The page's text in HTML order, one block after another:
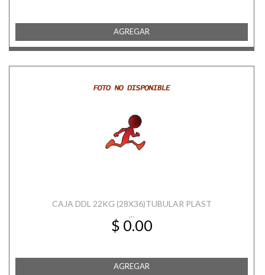
AGREGAR
CAJA DDL 22KG (28X36)TUBULAR PLAST
...
$ 0.00
AGREGAR